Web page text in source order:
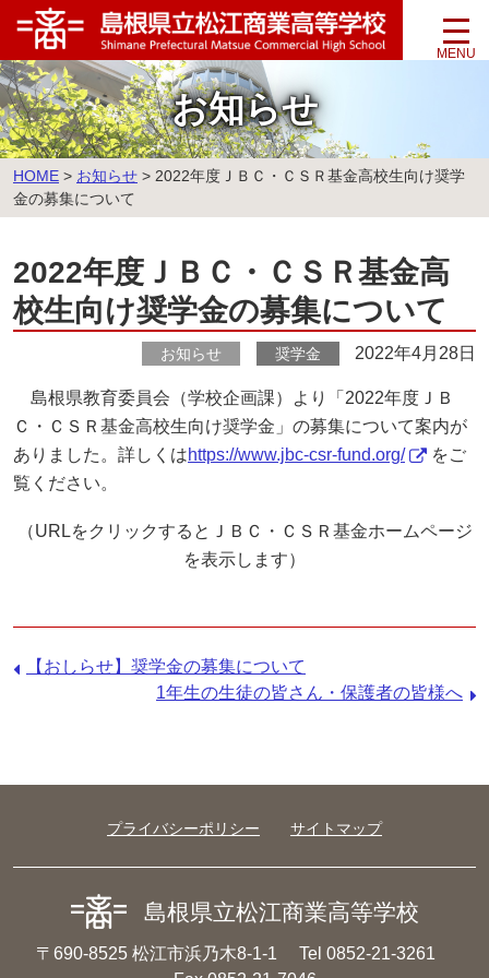
このページの本文へ
お知らせ
こ
の
ペ
ジ
位
置:
HOME > お知らせ > 2022年度ＪＢＣ・ＣＳＲ基金高校生向け奨学
金の募集について
2022年度ＪＢＣ・ＣＳＲ基金高
校生向け奨学金の募集について
お知らせ 奨学金 2022年4月28日
島根県教育委員会（学校企画課）より「2022年度ＪＢ
Ｃ・ＣＳＲ基金高校生向け奨学金」の募集について案内が
ありました。詳しくはhttps://www.jbc-csr-fund.org/
をご
覧ください。
（URLをクリックするとＪＢＣ・ＣＳＲ基金ホームページ
を表示します）
前
【おしらせ】奨学金の募集について
次
1年生の生徒の皆さん・保護者の皆様へ
プライバシーポリシー サイトマップ
島根県立松江商業高等学校
〒690-8525 松江市浜乃木8-1-1
Tel 0852-21-3261